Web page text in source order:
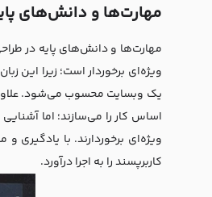
مهارت‌ها و دانش‌های
ویژه‌ای برخوردارند. با
کاربرپسند را به اجرا درآورد.